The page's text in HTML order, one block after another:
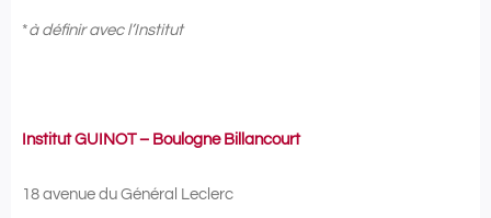
*à définir avec l’Institut
Institut GUINOT – Boulogne Billancourt
18 avenue du Général Leclerc